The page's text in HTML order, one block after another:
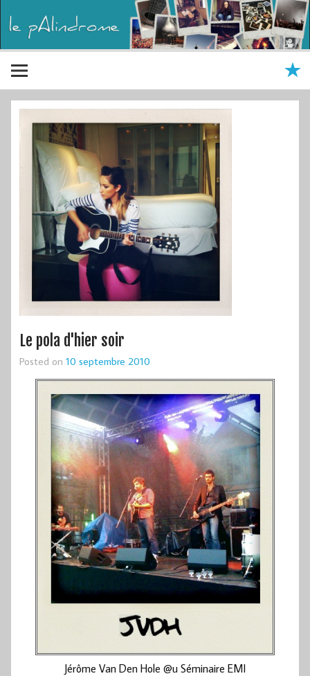
Le pola d'hier soir
Posted on 10 septembre 2010
Jérôme Van Den Hole @u Séminaire EMI